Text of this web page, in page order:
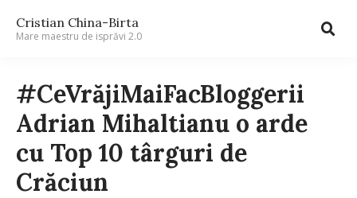
Cristian China-Birta
Mare maestru de isprăvi 2.0
#CeVrăjiMaiFacBloggerii
Adrian Mihaltianu o arde
cu Top 10 târguri de
Crăciun